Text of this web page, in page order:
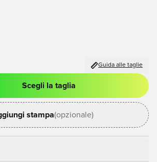
Guida alle taglie
per accedere o registrarsi come
Scegli la taglia
stampa(opzionale)